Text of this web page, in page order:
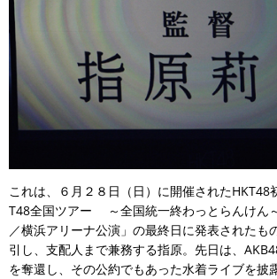
これは、６月２８日（日）に開催されたHKT48
T48全国ツアー ～全国統一終わっとらんけん
／横浜アリーナ公演」の最終日に発表されたも
引し、支配人まで兼務する指原。先日は、
を奪還し、その公約でもあった水着ライブを披